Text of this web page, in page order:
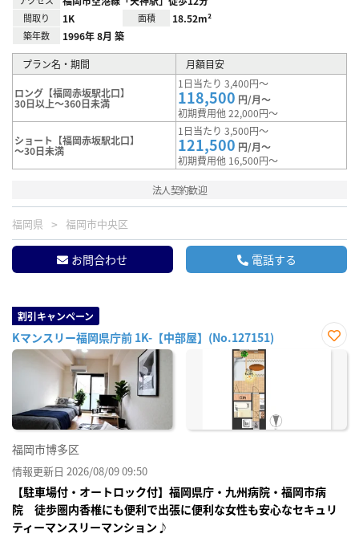
間取り 1K 面積 18.52m²
築年数 1996年 8月 築
プラン名・期間 月額目安
ロング【福岡赤坂駅北口】
30日以上～360日未満
1日当たり 3,400円～
118,500 円/月～
初期費用他 22,000円～
ショート【福岡赤坂駅北口】
～30日未満
1日当たり 3,500円～
121,500 円/月～
初期費用他 16,500円～
法人契約歓迎
福岡県 福岡市中央区
お問合わせ 電話する
割引キャンペーン
Kマンスリー福岡県庁前 1K-【中部屋】(No.127151)
お気
福岡市博多区
情報更新日 2026/08/09 09:50
【駐車場付・オートロック付】福岡県庁・九州病院・福岡市病
院 徒歩圏内香椎にも便利で出張に便利な女性も安心なセキュリ
ティーマンスリーマンション♪